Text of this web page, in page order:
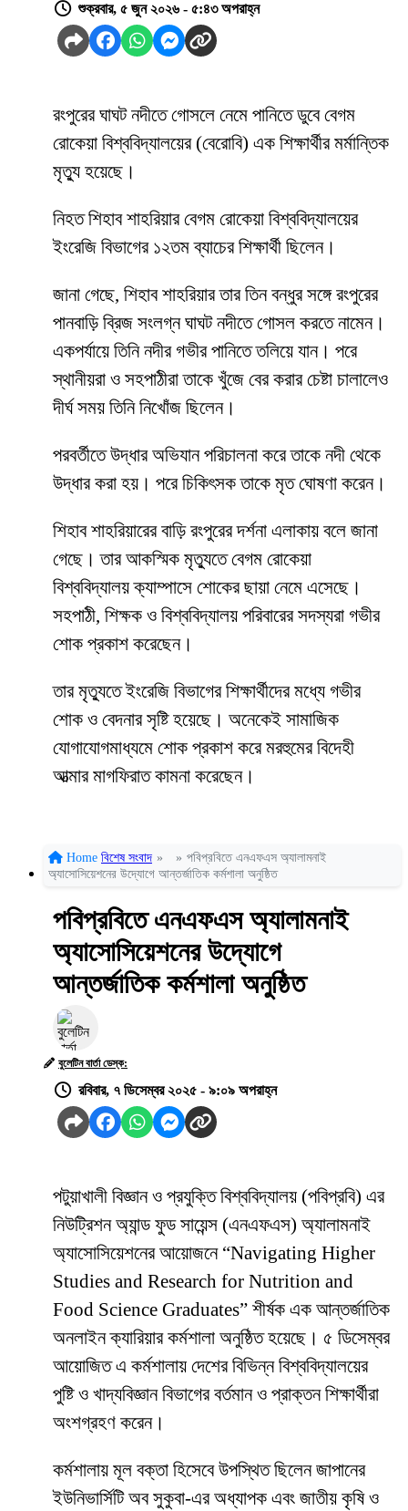
শুক্রবার, ৫ জুন ২০২৬ - ৫:৪৩ অপরাহ্ন
রংপুরের ঘাঘট নদীতে গোসলে নেমে পানিতে ডুবে বেগম
রোকেয়া বিশ্ববিদ্যালয়ের (বেরোবি) এক শিক্ষার্থীর মর্মান্তিক
মৃত্যু হয়েছে।
নিহত শিহাব শাহরিয়ার বেগম রোকেয়া বিশ্ববিদ্যালয়ের
ইংরেজি বিভাগের ১২তম ব্যাচের শিক্ষার্থী ছিলেন।
জানা গেছে, শিহাব শাহরিয়ার তার তিন বন্ধুর সঙ্গে রংপুরের
পানবাড়ি ব্রিজ সংলগ্ন ঘাঘট নদীতে গোসল করতে নামেন।
একপর্যায়ে তিনি নদীর গভীর পানিতে তলিয়ে যান। পরে
স্থানীয়রা ও সহপাঠীরা তাকে খুঁজে বের করার চেষ্টা চালালেও
দীর্ঘ সময় তিনি নিখোঁজ ছিলেন।
পরবর্তীতে উদ্ধার অভিযান পরিচালনা করে তাকে নদী থেকে
উদ্ধার করা হয়। পরে চিকিৎসক তাকে মৃত ঘোষণা করেন।
শিহাব শাহরিয়ারের বাড়ি রংপুরের দর্শনা এলাকায় বলে জানা
গেছে। তার আকস্মিক মৃত্যুতে বেগম রোকেয়া
বিশ্ববিদ্যালয় ক্যাম্পাসে শোকের ছায়া নেমে এসেছে।
সহপাঠী, শিক্ষক ও বিশ্ববিদ্যালয় পরিবারের সদস্যরা গভীর
শোক প্রকাশ করেছেন।
তার মৃত্যুতে ইংরেজি বিভাগের শিক্ষার্থীদের মধ্যে গভীর
শোক ও বেদনার সৃষ্টি হয়েছে। অনেকেই সামাজিক
যোগাযোগমাধ্যমে শোক প্রকাশ করে মরহুমের বিদেহী
আত্মার মাগফিরাত কামনা করেছেন।
Home বিশেষ সংবাদ » » পবিপ্রবিতে এনএফএস অ্যালামনাই
অ্যাসোসিয়েশনের উদ্যোগে আন্তর্জাতিক কর্মশালা অনুষ্ঠিত
পবিপ্রবিতে এনএফএস অ্যালামনাই
অ্যাসোসিয়েশনের উদ্যোগে
আন্তর্জাতিক কর্মশালা অনুষ্ঠিত
বুলেটিন বার্তা ডেস্ক:
রবিবার, ৭ ডিসেম্বর ২০২৫ - ৯:০৯ অপরাহ্ন
পটুয়াখালী বিজ্ঞান ও প্রযুক্তি বিশ্ববিদ্যালয় (পবিপ্রবি) এর
নিউট্রিশন অ্যান্ড ফুড সায়েন্স (এনএফএস) অ্যালামনাই
অ্যাসোসিয়েশনের আয়োজনে “Navigating Higher
Studies and Research for Nutrition and
Food Science Graduates” শীর্ষক এক আন্তর্জাতিক
অনলাইন ক্যারিয়ার কর্মশালা অনুষ্ঠিত হয়েছে। ৫ ডিসেম্বর
আয়োজিত এ কর্মশালায় দেশের বিভিন্ন বিশ্ববিদ্যালয়ের
পুষ্টি ও খাদ্যবিজ্ঞান বিভাগের বর্তমান ও প্রাক্তন শিক্ষার্থীরা
অংশগ্রহণ করেন।
কর্মশালায় মূল বক্তা হিসেবে উপস্থিত ছিলেন জাপানের
ইউনিভার্সিটি অব সুকুবা-এর অধ্যাপক এবং জাতীয় কৃষি ও